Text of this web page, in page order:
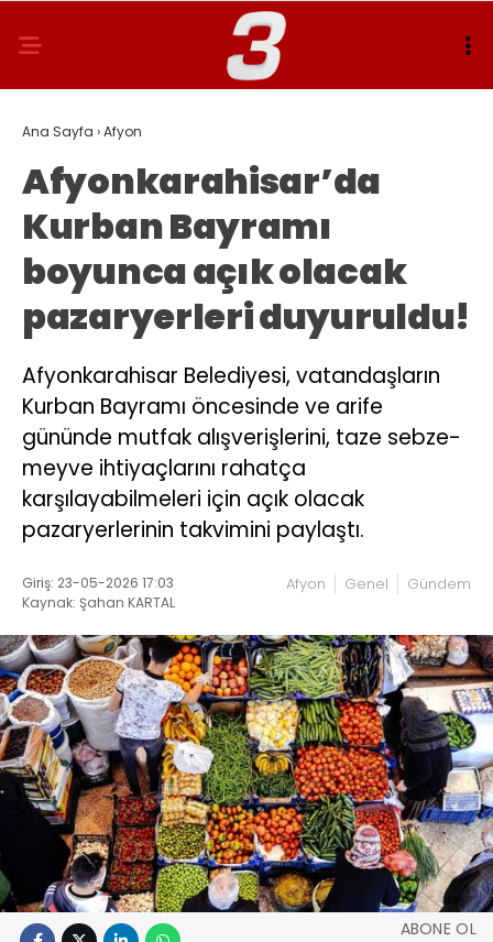
Ana Sayfa ›Afyon
Afyonkarahisar’da
Kurban Bayramı
boyunca açık olacak
pazaryerleri duyuruldu!
Afyonkarahisar Belediyesi, vatandaşların
Kurban Bayramı öncesinde ve arife
gününde mutfak alışverişlerini, taze sebze-
meyve ihtiyaçlarını rahatça
karşılayabilmeleri için açık olacak
pazaryerlerinin takvimini paylaştı.
Giriş: 23-05-2026 17:03
Kaynak: Şahan KARTAL
Afyon Genel Gündem
ABONE OL